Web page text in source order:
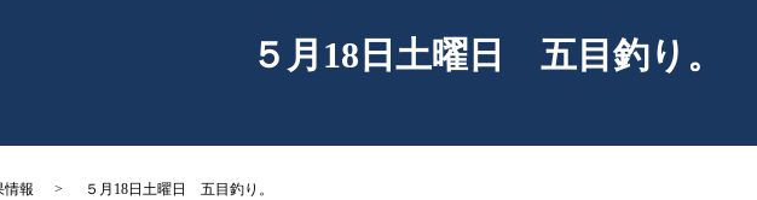
５月18日土曜日 五目釣り。
情報 ５月18日土曜日 五目釣り。